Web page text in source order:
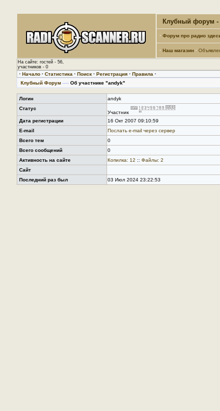
Клубный форум -
· Форум про радио
· Наш магазин ·
На сайте: гостей - 56,
участников - 0
· Начало · Статистика · Поиск · Регистрация · Правила ·
Клубный Форум —› Об участнике "andyk"
Логин
andyk
Статус
Участник
Дата регистрации
16 Окт 2007 09:10:59
E-mail
Послать е-mail через сервер
Всего тем
0
Всего сообщений
0
Активность на сайте
Копилка: 12 :: Файлы: 2
Сайт
Последний раз был
03 Июл 2024 23:22:53